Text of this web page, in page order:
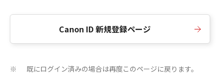
Canon ID 新規登録ページ
※ 既にログイン済みの場合は再度このページに戻ります。